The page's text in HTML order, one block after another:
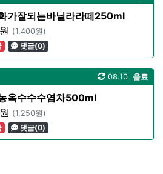
가잘되는바닐라라떼250ml
(1,400원)
댓글(0)
음료
08.10
옥수수수염차500ml
(1,250원)
댓글(0)